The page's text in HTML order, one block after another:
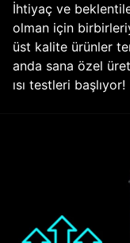
İhtiyaç ve
olman için
üst kalite ürünler
anda sana özel
ısı testleri başlıyor!